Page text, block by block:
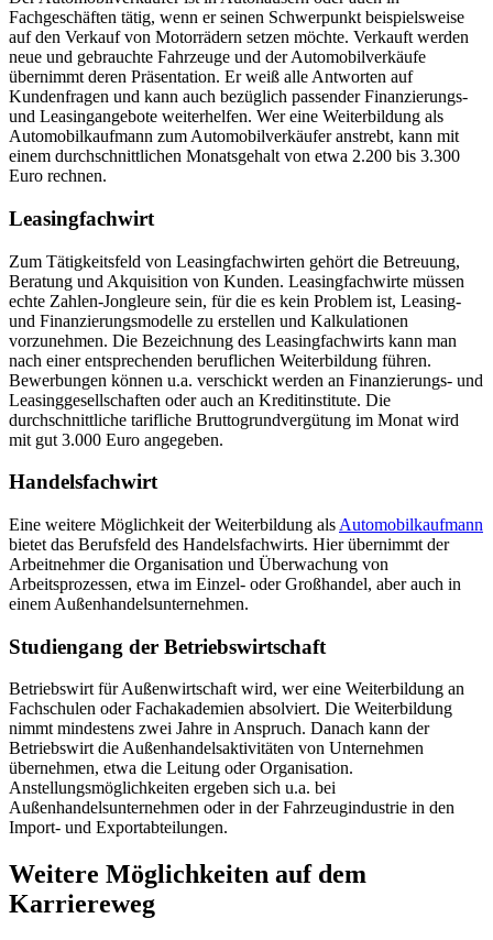
Fachgeschäften tätig, wenn er seinen Schwerpunkt beispielsweise
auf den Verkauf von Motorrädern setzen möchte. Verkauft werden
neue und gebrauchte Fahrzeuge und der Automobilverkäufe
übernimmt deren Präsentation. Er weiß alle Antworten auf
Kundenfragen und kann auch bezüglich passender Finanzierungs-
und Leasingangebote weiterhelfen. Wer eine Weiterbildung als
Automobilkaufmann zum Automobilverkäufer anstrebt, kann mit
einem durchschnittlichen Monatsgehalt von etwa 2.200 bis 3.300
Euro rechnen.
Leasingfachwirt
Zum Tätigkeitsfeld von Leasingfachwirten gehört die Betreuung,
Beratung und Akquisition von Kunden. Leasingfachwirte müssen
echte Zahlen-Jongleure sein, für die es kein Problem ist, Leasing-
und Finanzierungsmodelle zu erstellen und Kalkulationen
vorzunehmen. Die Bezeichnung des Leasingfachwirts kann man
nach einer entsprechenden beruflichen Weiterbildung führen.
Bewerbungen können u.a. verschickt werden an Finanzierungs- und
Leasinggesellschaften oder auch an Kreditinstitute. Die
durchschnittliche tarifliche Bruttogrundvergütung im Monat wird
mit gut 3.000 Euro angegeben.
Handelsfachwirt
Eine weitere Möglichkeit der Weiterbildung als Automobilkaufmann
bietet das Berufsfeld des Handelsfachwirts. Hier übernimmt der
Arbeitnehmer die Organisation und Überwachung von
Arbeitsprozessen, etwa im Einzel- oder Großhandel, aber auch in
einem Außenhandelsunternehmen.
Studiengang der Betriebswirtschaft
Betriebswirt für Außenwirtschaft wird, wer eine Weiterbildung an
Fachschulen oder Fachakademien absolviert. Die Weiterbildung
nimmt mindestens zwei Jahre in Anspruch. Danach kann der
Betriebswirt die Außenhandelsaktivitäten von Unternehmen
übernehmen, etwa die Leitung oder Organisation.
Anstellungsmöglichkeiten ergeben sich u.a. bei
Außenhandelsunternehmen oder in der Fahrzeugindustrie in den
Import- und Exportabteilungen.
Weitere Möglichkeiten auf dem
Karriereweg